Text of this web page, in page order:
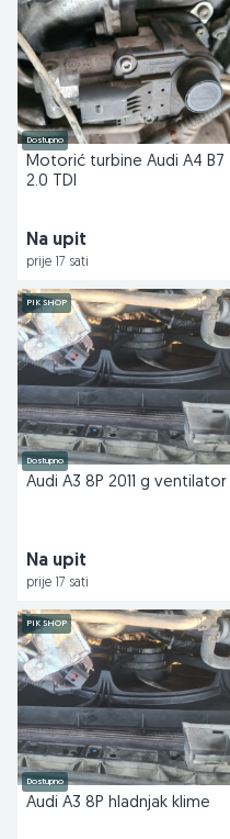
Dostupno
Motorić turbine Audi A4 B7
2.0 TDI
Na upit
prije 17 sati
PIK SHOP
Dostupno
Audi A3 8P 2011 g ventilator
Na upit
prije 17 sati
PIK SHOP
Dostupno
Audi A3 8P hladnjak klime